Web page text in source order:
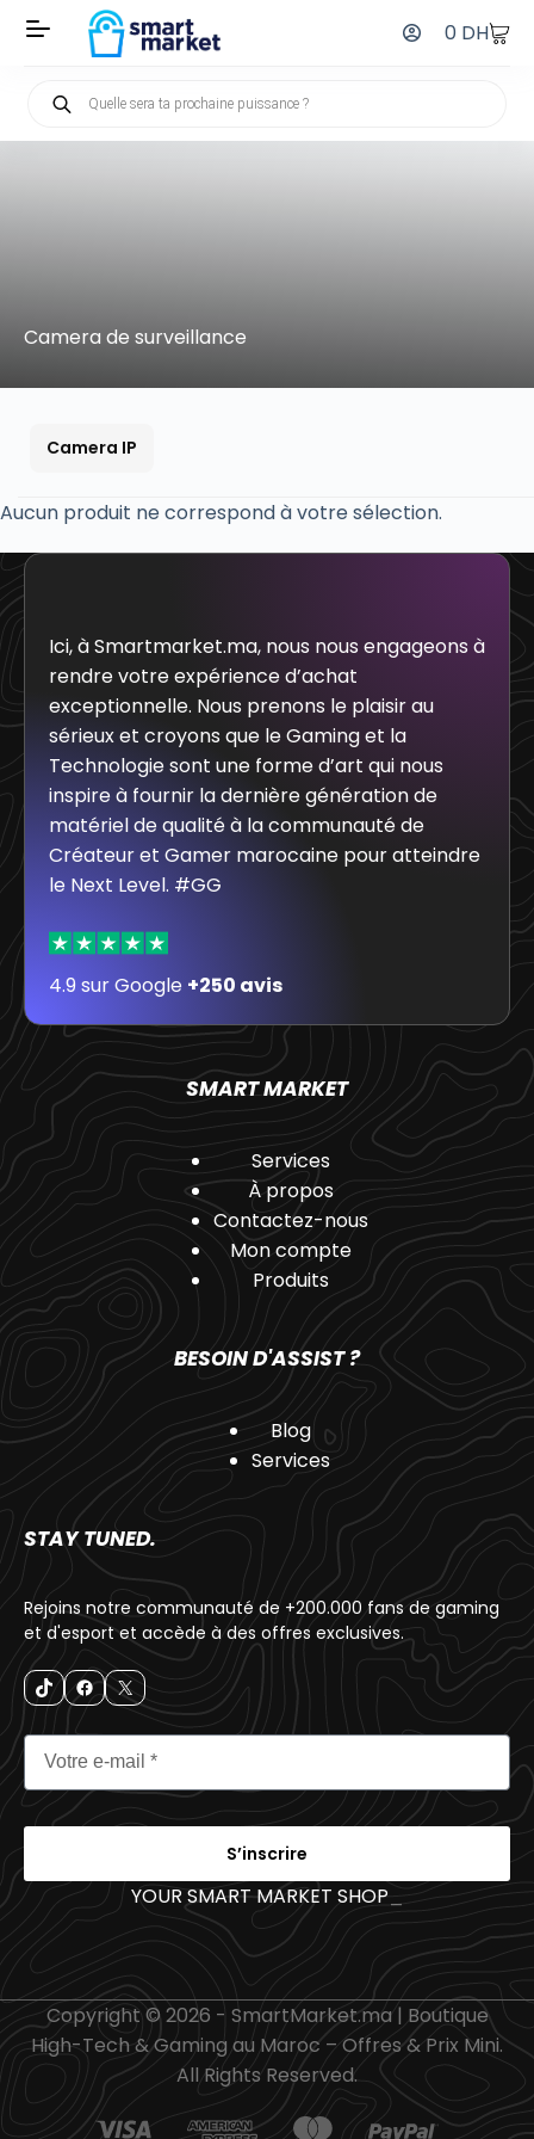
0 DH
Camera de surveillance
Camera IP
Aucun produit ne correspond à votre sélection.
Ici, à Smartmarket.ma, nous nous engageons à
rendre votre expérience d’achat
exceptionnelle. Nous prenons le plaisir au
sérieux et croyons que le Gaming et la
Technologie sont une forme d’art qui nous
inspire à fournir la dernière génération de
matériel de qualité à la communauté de
Créateur et Gamer marocaine pour atteindre
le Next Level. #GG
4.9 sur Google +250 avis
SMART MARKET
Services
À propos
Contactez-nous
Mon compte
Produits
BESOIN D'ASSIST ?
Blog
Services
STAY TUNED.
Rejoins notre communauté de +200.000 fans de gaming
et d'esport et accède à des offres exclusives.
S’inscrire
YOUR SMART MARKET SHOP _
Copyright © 2026 - SmartMarket.ma | Boutique
High-Tech & Gaming au Maroc – Offres & Prix Mini.
All Rights Reserved.